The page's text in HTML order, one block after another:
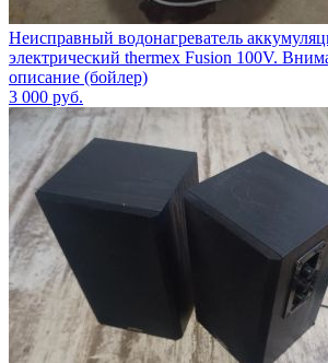
Неисправный водонагреватель
электрический thermex Fusion 100V.
описание (бойлер)
3 000 руб.